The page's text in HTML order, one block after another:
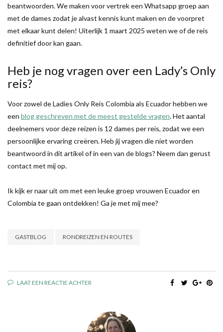
beantwoorden. We maken voor vertrek een Whatsapp groep aan
met de dames zodat je alvast kennis kunt maken en de voorpret
met elkaar kunt delen! Uiterlijk 1 maart 2025 weten we of de reis
definitief door kan gaan.
Heb je nog vragen over een Lady’s Only
reis?
Voor zowel de Ladies Only Reis Colombia als Ecuador hebben we
een blog geschreven met de meest gestelde vragen. Het aantal
deelnemers voor deze reizen is 12 dames per reis, zodat we een
persoonlijke ervaring creëren. Heb jij vragen die niet worden
beantwoord in dit artikel of in een van de blogs? Neem dan gerust
contact met mij op.
Ik kijk er naar uit om met een leuke groep vrouwen Ecuador en
Colombia te gaan ontdekken! Ga je met mij mee?
GASTBLOG RONDREIZEN EN ROUTES
LAAT EEN REACTIE ACHTER